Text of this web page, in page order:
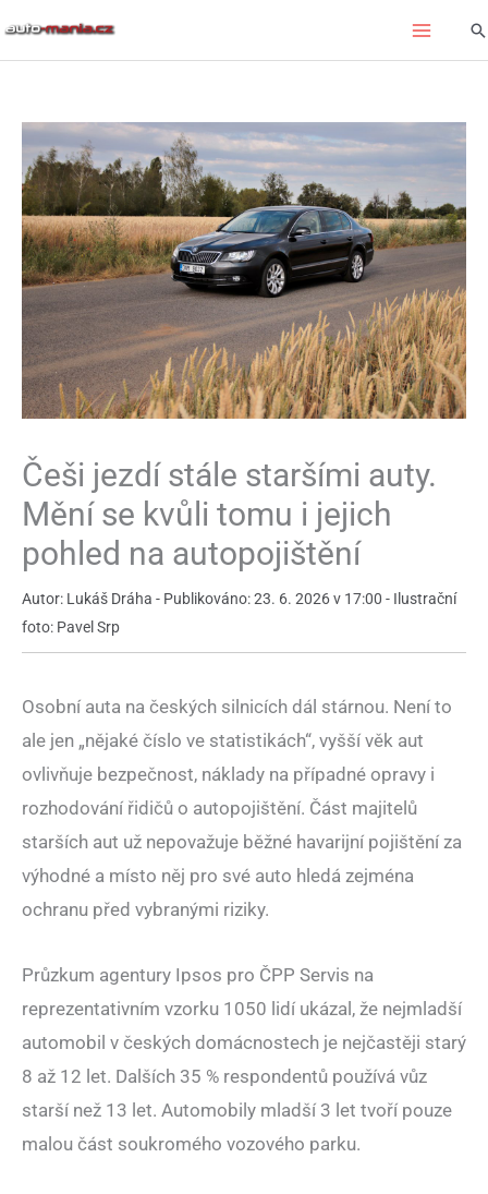
Češi jezdí stále staršími auty.
Mění se kvůli tomu i jejich
pohled na autopojištění
Autor: Lukáš Dráha - Publikováno: 23. 6. 2026 v 17:00 - Ilustrační
foto: Pavel Srp
Osobní auta na českých silnicích dál stárnou. Není to
ale jen „nějaké číslo ve statistikách“, vyšší věk aut
ovlivňuje bezpečnost, náklady na případné opravy i
rozhodování řidičů o autopojištění. Část majitelů
starších aut už nepovažuje běžné havarijní pojištění za
výhodné a místo něj pro své auto hledá zejména
ochranu před vybranými riziky.
Průzkum agentury Ipsos pro ČPP Servis na
reprezentativním vzorku 1050 lidí ukázal, že nejmladší
automobil v českých domácnostech je nejčastěji starý
8 až 12 let. Dalších 35 % respondentů používá vůz
starší než 13 let. Automobily mladší 3 let tvoří pouze
malou část soukromého vozového parku.